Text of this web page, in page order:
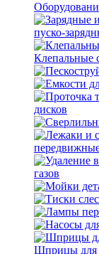
пуско-
Клепальные
дисков
газов
Шприцы для